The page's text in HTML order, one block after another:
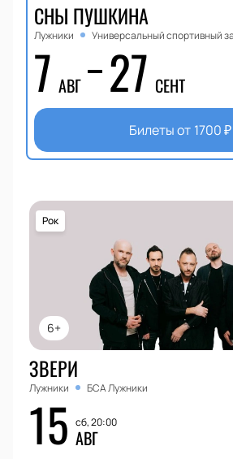
СНЫ ПУШКИНА
Лужники Универсальный спортивный
7 АВГ 27 СЕНТ
Билеты от 1700₽
6+
Рок
ЗВЕРИ
Лужники БСА Лужники
15 сб, 20:00
АВГ